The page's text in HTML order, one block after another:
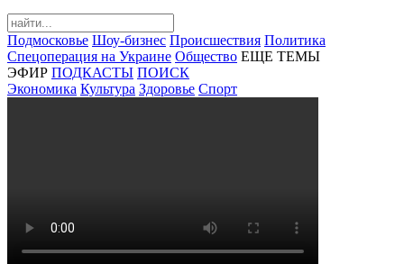
Подмосковье Шоу-бизнес Происшествия Политика
Спецоперация на Украине Общество ЕЩЕ ТЕМЫ
ЭФИР ПОДКАСТЫ ПОИСК
Экономика Культура Здоровье Спорт